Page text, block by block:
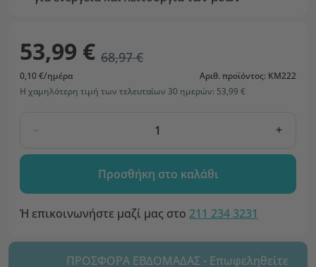
53,99 € 68,97 €
0,10 €/ημέρα
Αριθ. προϊόντος: KM222
Η χαμηλότερη τιμή των τελευταίων 30 ημερών: 53,99 €
- +
Προσθήκη στο καλάθι
Ή επικοινωνήστε μαζί μας στο 211 234 3231
ΠΡΟΣΦΟΡΑ ΕΒΔΟΜΑΔΑΣ - Επωφεληθείτε